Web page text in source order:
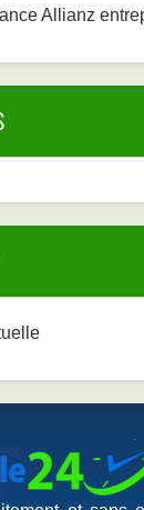
Allianz